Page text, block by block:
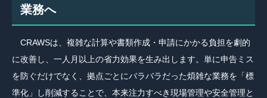
業務へ
CRAWSは、複雑な計算や書類作成・申請にかかる負担を劇的
に改善し、一人月以上の省力効果を生み出します。単に申告ミス
を防ぐだけでなく、拠点ごとにバラバラだった煩雑な業務を「標
準化」し削減することで、本来注力すべき現場管理や安全管理と